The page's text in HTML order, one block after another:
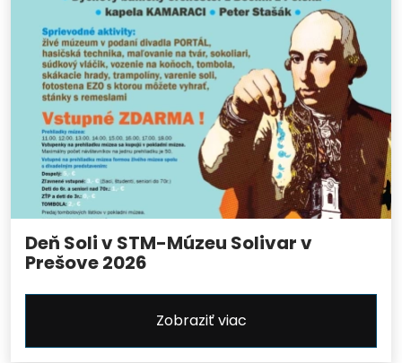
Deň Soli v STM-Múzeu Solivar v
Prešove 2026
Zobraziť viac